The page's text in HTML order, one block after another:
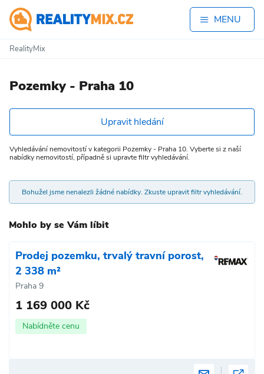
MENU
RealityMix
Pozemky - Praha 10
Upravit hledání
Vyhledávání nemovitostí v kategorii Pozemky - Praha 10. Vyberte si z naší
nabídky nemovitostí, případně si upravte filtr vyhledávání.
Bohužel jsme nenalezli žádné nabídky. Zkuste upravit filtr vyhledávání.
Mohlo by se Vám líbit
Prodej pozemku, trvalý travní porost,
2 338 m²
Praha 9
1 169 000 Kč
Nabídněte cenu